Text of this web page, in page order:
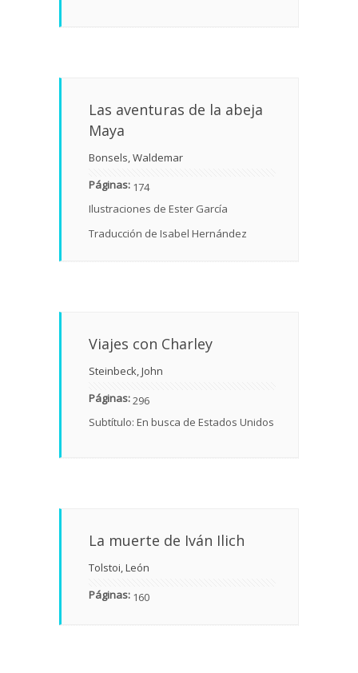
Las aventuras de la abeja
Maya
Bonsels, Waldemar
Páginas: 174
Ilustraciones de Ester García
Traducción de Isabel Hernández
Viajes con Charley
Steinbeck, John
Páginas:296
Subtítulo: En busca de Estados Unidos
La muerte de Iván Ilich
Tolstoi, León
Páginas: 160